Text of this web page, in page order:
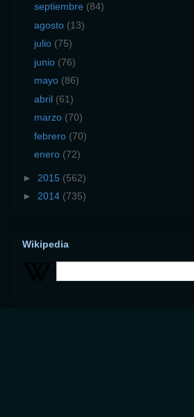
septiembre (84)
agosto (13)
julio (75)
junio (76)
mayo (86)
abril (61)
marzo (70)
febrero (70)
enero (72)
► 2015 (562)
► 2014 (735)
Wikipedia